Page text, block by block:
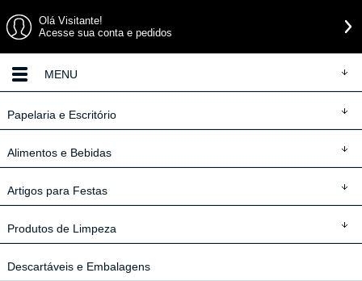
Olá Visitante!
Acesse sua conta e pedidos
MENU
Papelaria e Escritório
Alimentos e Bebidas
Artigos para Festas
Produtos de Limpeza
Descartáveis e Embalagens